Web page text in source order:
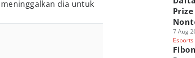
dia untuk
7 Aug
Esports